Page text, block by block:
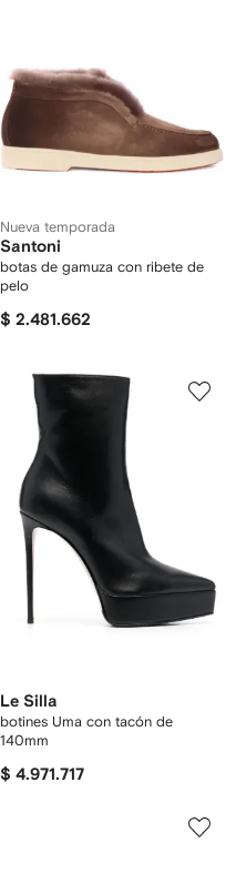
Nueva temporada
Santoni
botas de gamuza con ribete de
pelo
$ 2.481.662
Le Silla
botines Uma con tacón de
140mm
$ 4.971.717